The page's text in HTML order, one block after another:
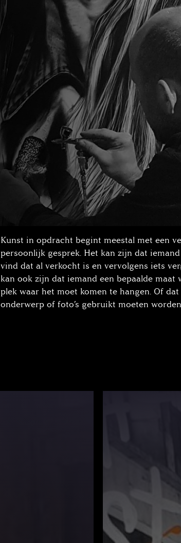
Kunst in opdracht begint meestal met een
persoonlijk gesprek. Het kan zijn dat
vind dat al verkocht is en vervolgens iets
kan ook zijn dat iemand een bepaalde maat
plek waar het moet komen te hangen. Of
onderwerp of foto’s gebruikt moeten